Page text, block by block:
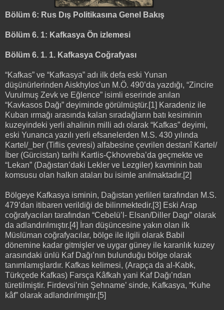
Bölüm 6: Rus Dış Politikasına Genel Bakış
Bölüm 6. 1: Kafkasya Ön izlemesi
Bölüm 6. 1. 1. Kafkasya Coğrafyası
“Kafkas” ve “Kafkasya” adı ilk defa eski Yunan
düşünürlerinden Aiskhylos’un M.Ö. 490’da yazdığı, “Zincire
Vurulmuş Zevk ve Eğlence” isimli eserinde anılan
“Kavkasos Dağı” deyiminde görülmüştür.[1] Karadeniz ile
Kuban ırmağı arasında kalan sıradağların batı kesiminin
kuzeyindeki yerli ahalinin milli adı olarak “Kafkas” deyimi,
eski Yunanca yazılı yerli efsanelerden M.S. 430 yılında
Kartel/_ber (Tiflis çevresi) alfabesine çevrilen destanî Kartel/
İber (Gürcistan) tarihi Kartlis-Çkhovreba’da geçmekte ve
“Lekan” (Dağıstan’daki Lekler ve Lezgiler) kavminin batı
komsusu olan halkın ataları bu isimle anılmaktadır.[2]
Bölgeye Kafkasya isminin, Dağıstan yerlileri tarafından M.S.
479’dan itibaren verildiği de bilinmektedir.[3] Eski Arap
coğrafyacıları tarafından “Cebelü’l- Elsan/Diller Dagı” olarak
da adlandırılmıştır.[4] İran düşüncesine yakın olan ilk
Müslüman coğrafyacılar, bölge ile ilgili olarak Babil
dönemine kadar gitmişler ve uygar güney ile karanlık kuzey
arasındaki ünlü Kaf Dağı’nın bulunduğu bölge olarak
tanımlamışlardır. Kafkas kelimesi, (Arapça da al-Kabk,
Türkçede Kafkas) Farsça Kâfkah yani Kaf Dağı’ndan
türetilmiştir. Firdevsi’nin Şehname’ sinde, Kafkasya, “Kuhe
kâf” olarak adlandırılmıştır.[5]